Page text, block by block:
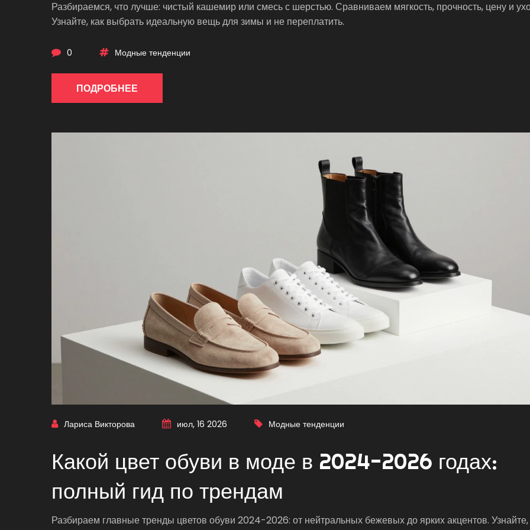
Разбираемся, что лучше: чистый кашемир или смесь с шерстью. Сравниваем мягкость, прочность, цену и
Узнайте, как выбрать идеальную вещь для зимы и не переплатить.
0 Модные тенденции
ПОДРОБНЕЕ
Лариса Викторова июл, 16 2026 Модные тенденции
Какой цвет обуви в моде в 2024-2026 годах:
полный гид по трендам
Разбираем главные тренды цветов обуви 2024-2026: от нейтральных бежевых до ярких акцентов. Узнайте,